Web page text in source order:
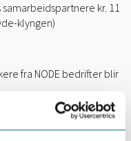
kr. 11
klyngen)
fra NODE bedrifter blir